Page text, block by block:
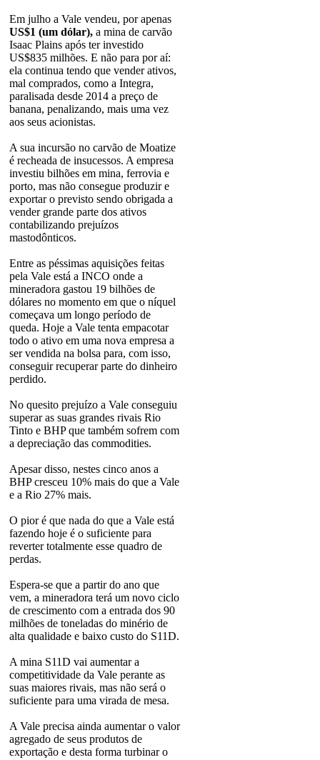
Em julho a Vale vendeu, por apenas
US$1 (um dólar), a mina de carvão
Isaac Plains após ter investido
US$835 milhões. E não para por aí:
ela continua tendo que vender ativos,
mal comprados, como a Integra,
paralisada desde 2014 a preço de
banana, penalizando, mais uma vez
aos seus acionistas.
A sua incursão no carvão de Moatize
é recheada de insucessos. A empresa
investiu bilhões em mina, ferrovia e
porto, mas não consegue produzir e
exportar o previsto sendo obrigada a
vender grande parte dos ativos
contabilizando prejuízos
mastodônticos.
Entre as péssimas aquisições feitas
pela Vale está a INCO onde a
mineradora gastou 19 bilhões de
dólares no momento em que o níquel
começava um longo período de
queda. Hoje a Vale tenta empacotar
todo o ativo em uma nova empresa a
ser vendida na bolsa para, com isso,
conseguir recuperar parte do dinheiro
perdido.
No quesito prejuízo a Vale conseguiu
superar as suas grandes rivais Rio
Tinto e BHP que também sofrem com
a depreciação das commodities.
Apesar disso, nestes cinco anos a
BHP cresceu 10% mais do que a Vale
e a Rio 27% mais.
O pior é que nada do que a Vale está
fazendo hoje é o suficiente para
reverter totalmente esse quadro de
perdas.
Espera-se que a partir do ano que
vem, a mineradora terá um novo ciclo
de crescimento com a entrada dos 90
milhões de toneladas do minério de
alta qualidade e baixo custo do S11D.
A mina S11D vai aumentar a
competitividade da Vale perante as
suas maiores rivais, mas não será o
suficiente para uma virada de mesa.
A Vale precisa ainda aumentar o valor
agregado de seus produtos de
exportação e desta forma turbinar o